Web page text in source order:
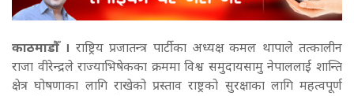
काठमाडौँ । राष्ट्रिय प्रजातन्त्र पार्टीका अध्यक्ष कमल थापाले तत्कालीन
राजा वीरेन्द्रले राज्याभिषेकका क्रममा विश्व समुदायसामु नेपाललाई शान्ति
क्षेत्र घोषणाका लागि राखेको प्रस्ताव राष्ट्रको सुरक्षाका लागि महत्वपूर्ण